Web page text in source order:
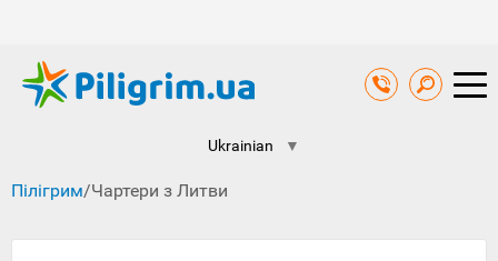
Ukrainian ▼
Пілігрим/Чартери з Литви